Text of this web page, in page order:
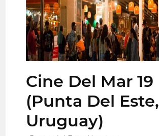
Cine Del Mar 19
(Punta Del Este,
Uruguay)